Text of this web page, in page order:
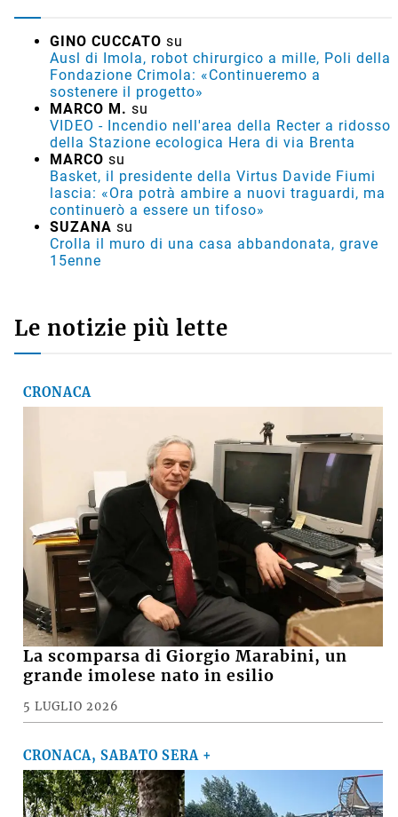
GINO CUCCATO su
Ausl di Imola, robot chirurgico a mille, Poli della
Fondazione Crimola: «Continueremo a
sostenere il progetto»
MARCO M. su
VIDEO - Incendio nell'area della Recter a ridosso
della Stazione ecologica Hera di via Brenta
MARCO su
Basket, il presidente della Virtus Davide Fiumi
lascia: «Ora potrà ambire a nuovi traguardi, ma
continuerò a essere un tifoso»
SUZANA su
Crolla il muro di una casa abbandonata, grave
15enne
Le notizie più lette
CRONACA
La scomparsa di Giorgio Marabini, un
grande imolese nato in esilio
5 LUGLIO 2026
CRONACA, SABATO SERA +